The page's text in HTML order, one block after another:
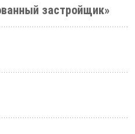
застройщик»